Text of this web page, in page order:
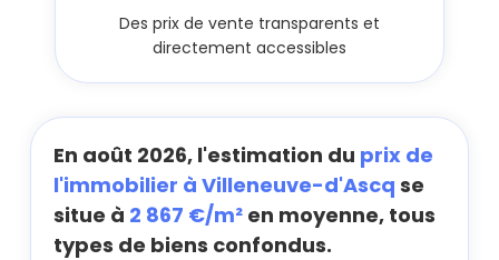
Des prix de vente transparents et
directement accessibles
En août 2026, l'estimation du prix de
l'immobilier à Villeneuve-d'Ascq se
situe à 2 867 €/m² en moyenne, tous
types de biens confondus.